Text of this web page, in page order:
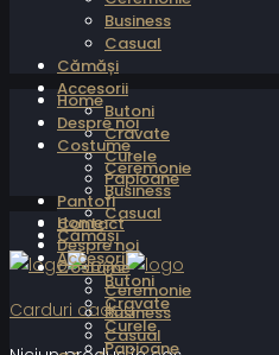
Business
Casual
Cămăși
Accesorii
Butoni
Cravate
Curele
Papioane
Pantofi
Contact
Carduri cadou
Home
Despre noi
Costume
Ceremonie
Business
Casual
Cămăși
Accesorii
Butoni
Cravate
Curele
Papioane
Home
Despre noi
Costume
Ceremonie
Business
Casual